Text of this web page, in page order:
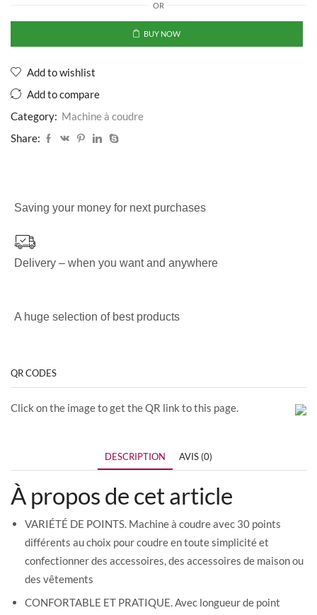
OR
BUY NOW
Add to wishlist
Add to compare
Category: Machine à coudre
Share:
Saving your money for next purchases
Delivery – when you want and anywhere
A huge selection of best products
QR CODES
Click on the image to get the QR link to this page.
DESCRIPTION AVIS (0)
À propos de cet article
VARIÉTÉ DE POINTS. Machine à coudre avec 30 points
différents au choix pour coudre en toute simplicité et
confectionner des accessoires, des accessoires de maison ou
des vêtements
CONFORTABLE ET PRATIQUE. Avec longueur de point